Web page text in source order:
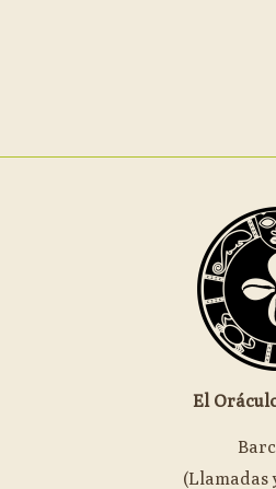
El
(Llamadas